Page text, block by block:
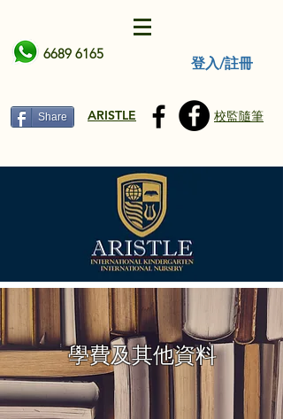
6689 6165
登入/註冊
Share ARISTLE 校監隨筆
學費及其他資料